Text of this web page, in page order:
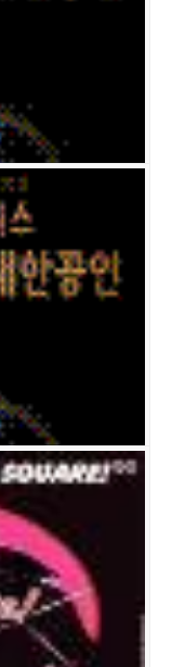
문예신
진아
형박건락심홍섭 한연주